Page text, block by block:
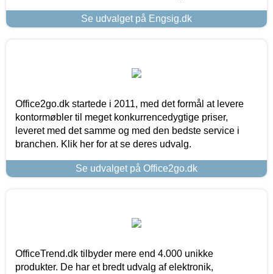
Se udvalget på Engsig.dk
Office2go.dk startede i 2011, med det formål at levere
kontormøbler til meget konkurrencedygtige priser,
leveret med det samme og med den bedste service i
branchen. Klik her for at se deres udvalg.
Se udvalget på Office2go.dk
OfficeTrend.dk tilbyder mere end 4.000 unikke
produkter. De har et bredt udvalg af elektronik,